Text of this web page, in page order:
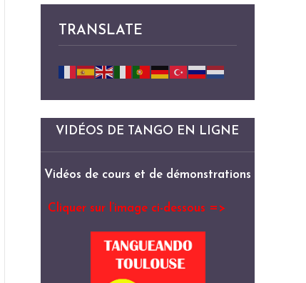
TRANSLATE
VIDÉOS DE TANGO EN LIGNE
Vidéos de cours et de démonstrations
Cliquer sur l’image ci-dessous =>